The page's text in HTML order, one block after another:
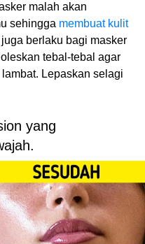
malah akan
sehingga membuat kulit
berlaku bagi masker
tebal-tebal agar
Lepaskan selagi
yang